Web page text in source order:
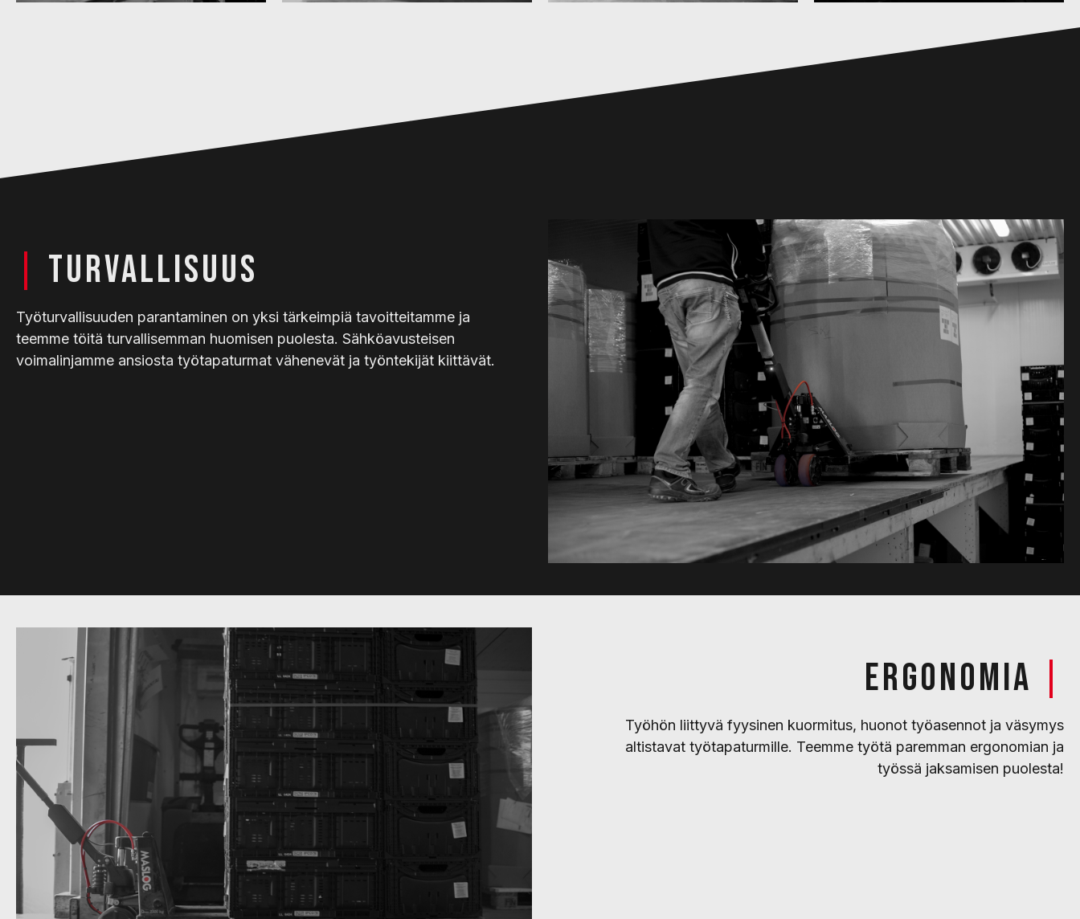
TURVALLISUUS
Työturvallisuuden parantaminen on yksi tärkeimpiä tavoitteitamme ja
teemme töitä turvallisemman huomisen puolesta. Sähköavusteisen
voimalinjamme ansiosta työtapaturmat vähenevät ja työntekijät kiittävät.
ERGONOMIA
Työhön liittyvä fyysinen kuormitus, huonot työasennot ja väsymys
altistavat työtapaturmille. Teemme työtä paremman ergonomian ja
työssä jaksamisen puolesta!